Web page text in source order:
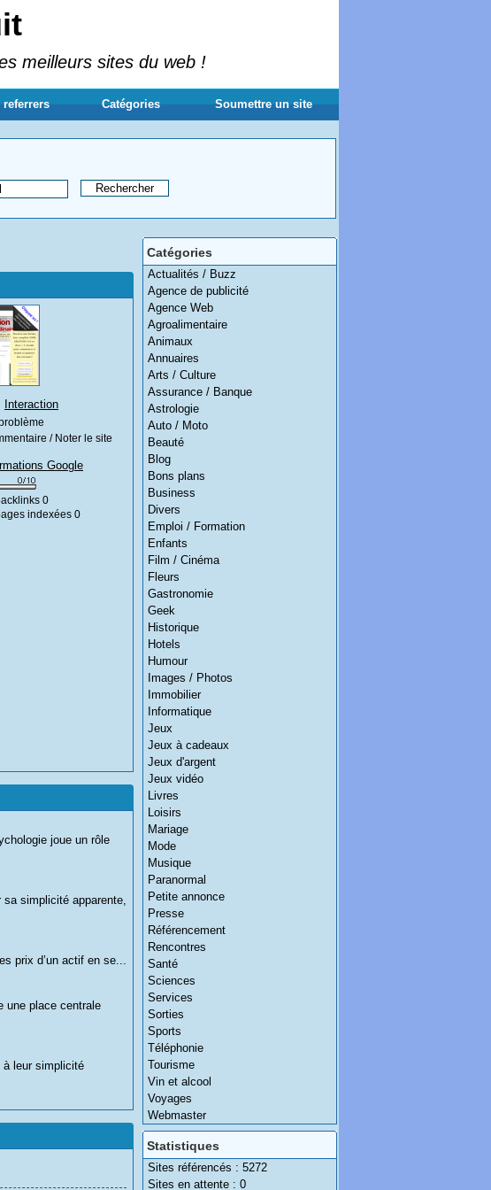
meilleurs sites du web !
referrers Catégories Soumettre un site
Catégories
Actualités / Buzz
Agence de publicité
Agence Web
Agroalimentaire
Animaux
Annuaires
Arts / Culture
Assurance / Banque
Astrologie
Auto / Moto
Beauté
Blog
Bons plans
Business
Divers
Emploi / Formation
Enfants
Film / Cinéma
Fleurs
Gastronomie
Geek
Historique
Hotels
Humour
Images / Photos
Immobilier
Informatique
Jeux
Jeux à cadeaux
Jeux d'argent
Jeux vidéo
Livres
Loisirs
Mariage
Mode
Musique
Paranormal
Petite annonce
Presse
Référencement
Rencontres
Santé
Sciences
Services
Sorties
Sports
Téléphonie
Tourisme
Vin et alcool
Voyages
Webmaster
Statistiques
Sites référencés : 5272
Sites en attente : 0
Interaction
/ Noter le site
Google
0
indexées 0
joue un rôle
simplicité apparente,
prix d’un actif en se...
une place centrale
à leur simplicité